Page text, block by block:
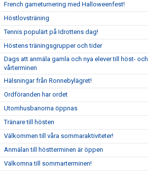
French gameturnering med Halloweenfest!
Höstlovsträning
Tennis populärt på Idrottens dag!
Höstens träningsgrupper och tider
Dags att anmäla gamla och nya elever till höst- och
vårterminen
Hälsningar från Ronnebylägret!
Ordföranden har ordet
Utomhusbanorna öppnas
Tränare till hösten
Välkommen till våra sommaraktiviteter!
Anmälan till höstterminen är öppen
Välkomna till sommarterminen!